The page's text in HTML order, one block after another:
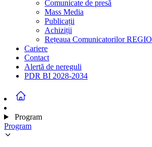
Comunicate de presă
Mass Media
Publicații
Achiziții
Rețeaua Comunicatorilor REGIO
Cariere
Contact
Alertă de nereguli
PDR BI 2028-2034
Program
Program